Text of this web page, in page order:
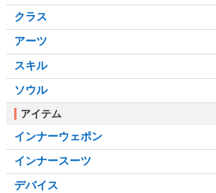
クラス
アーツ
スキル
ソウル
アイテム
インナーウェポン
インナースーツ
デバイス